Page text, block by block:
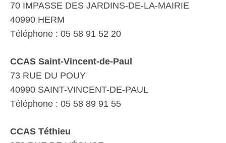
70 IMPASSE DES JARDINS-DE-LA-MAIRIE
40990 HERM
Téléphone : 05 58 91 52 20
CCAS Saint-Vincent-de-Paul
73 RUE DU POUY
40990 SAINT-VINCENT-DE-PAUL
Téléphone : 05 58 89 91 55
CCAS Téthieu